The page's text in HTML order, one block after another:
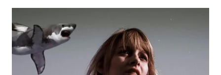
WN
PRIANGAN
TIMUR